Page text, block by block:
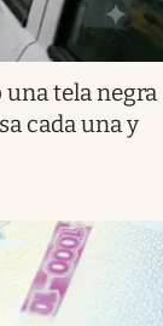
una tela negra
cada una y